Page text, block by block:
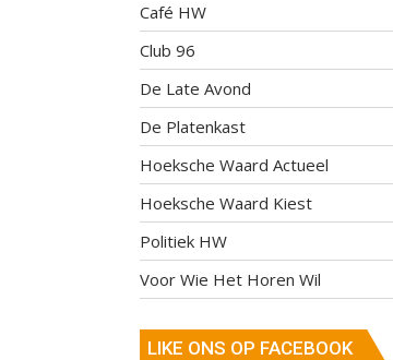
Café HW
Club 96
De Late Avond
De Platenkast
Hoeksche Waard Actueel
Hoeksche Waard Kiest
Politiek HW
Voor Wie Het Horen Wil
LIKE ONS OP FACEBOOK